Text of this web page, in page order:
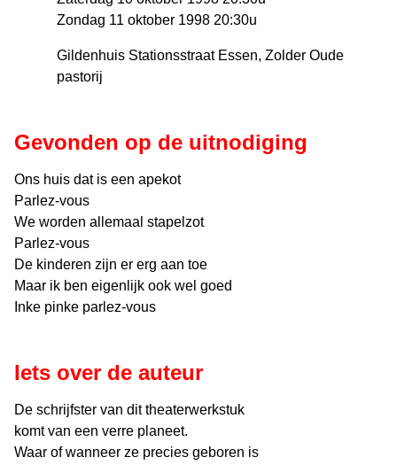
Zondag 11 oktober 1998 20:30u
Gildenhuis Stationsstraat Essen, Zolder Oude
pastorij
Gevonden op de uitnodiging
Ons huis dat is een apekot
Parlez-vous
We worden allemaal stapelzot
Parlez-vous
De kinderen zijn er erg aan toe
Maar ik ben eigenlijk ook wel goed
Inke pinke parlez-vous
Iets over de auteur
De schrijfster van dit theaterwerkstuk
komt van een verre planeet.
Waar of wanneer ze precies geboren is